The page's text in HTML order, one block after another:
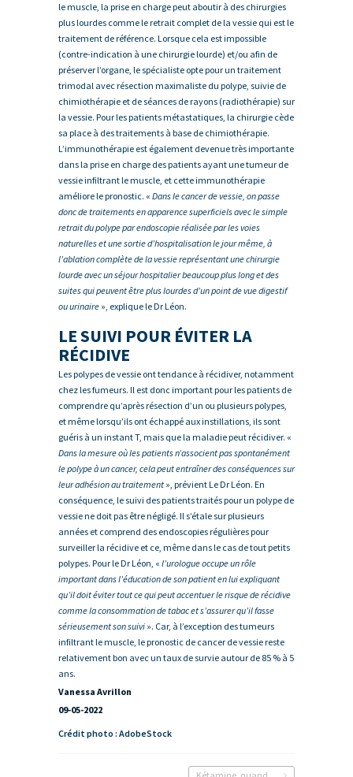
le muscle, la prise en charge peut aboutir à des chirurgies
plus lourdes comme le retrait complet de la vessie qui est le
traitement de référence. Lorsque cela est impossible
(contre-indication à une chirurgie lourde) et/ou afin de
préserver l’organe, le spécialiste opte pour un traitement
trimodal avec résection maximaliste du polype, suivie de
chimiothérapie et de séances de rayons (radiothérapie) sur
la vessie. Pour les patients métastatiques, la chirurgie cède
sa place à des traitements à base de chimiothérapie.
L’immunothérapie est également devenue très importante
dans la prise en charge des patients ayant une tumeur de
vessie infiltrant le muscle, et cette immunothérapie
améliore le pronostic. « Dans le cancer de vessie, on passe
donc de traitements en apparence superficiels avec le simple
retrait du polype par endoscopie réalisée par les voies
naturelles et une sortie d’hospitalisation le jour même, à
l’ablation complète de la vessie représentant une chirurgie
lourde avec un séjour hospitalier beaucoup plus long et des
suites qui peuvent être plus lourdes d’un point de vue digestif
ou urinaire », explique le Dr Léon.
LE SUIVI POUR ÉVITER LA
RÉCIDIVE
Les polypes de vessie ont tendance à récidiver, notamment
chez les fumeurs. Il est donc important pour les patients de
comprendre qu’après résection d’un ou plusieurs polypes,
et même lorsqu’ils ont échappé aux instillations, ils sont
guéris à un instant T, mais que la maladie peut récidiver. «
Dans la mesure où les patients n’associent pas spontanément
le polype à un cancer, cela peut entraîner des conséquences sur
leur adhésion au traitement », prévient Le Dr Léon. En
conséquence, le suivi des patients traités pour un polype de
vessie ne doit pas être négligé. Il s’étale sur plusieurs
années et comprend des endoscopies régulières pour
surveiller la récidive et ce, même dans le cas de tout petits
polypes. Pour le Dr Léon, « l’urologue occupe un rôle
important dans l’éducation de son patient en lui expliquant
qu’il doit éviter tout ce qui peut accentuer le risque de récidive
comme la consommation de tabac et s’assurer qu’il fasse
sérieusement son suivi ». Car, à l’exception des tumeurs
infiltrant le muscle, le pronostic de cancer de vessie reste
relativement bon avec un taux de survie autour de 85 % à 5
ans.
Vanessa Avrillon
09-05-2022
Crédit photo : AdobeStock